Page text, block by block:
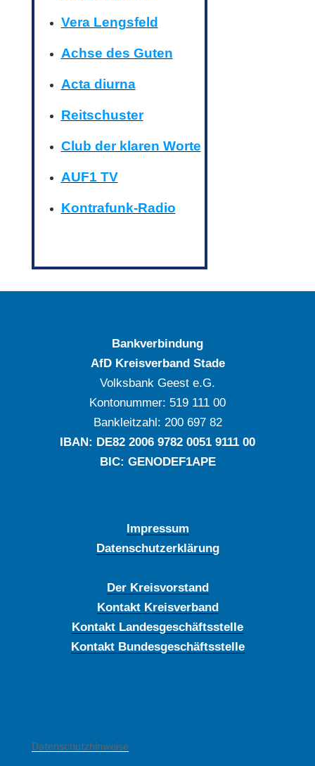
Vera Lengsfeld
Achse des Guten
Acta diurna
Reitschuster
Club der klaren Worte
AUF1 TV
Kontrafunk-Radio
Bankverbindung
AfD Kreisverband Stade
Volksbank Geest e.G.
Kontonummer: ‍519 111 00
Bankleitzahl: ‍200 697 82
IBAN: DE‍82 ‍2006 ‍9782 ‍0051 ‍9111 ‍00
BIC: GENODEF1APE
Impressum
Datenschutzerklärung
Der Kreisvorstand
Kontakt Kreisverband
Kontakt Landesgeschäftsstelle
Kontakt Bundesgeschäftsstelle
Datenschutzhinweise